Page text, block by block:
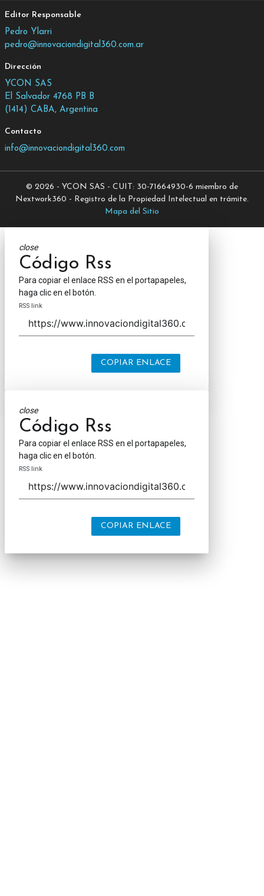
Editor Responsable
Pedro Ylarri
pedro@innovaciondigital360.com.ar
Dirección
YCON SAS
El Salvador 4768 PB B
(1414) CABA, Argentina
Contacto
info@innovaciondigital360.com
© 2026 - YCON SAS - CUIT: 30-71664930-6 miembro de
Nextwork360 - Registro de la Propiedad Intelectual en trámite.
Mapa del Sitio
close
Código Rss
Para copiar el enlace RSS en el portapapeles,
haga clic en el botón.
RSS link
COPIAR ENLACE
close
Código Rss
Para copiar el enlace RSS en el portapapeles,
haga clic en el botón.
RSS link
COPIAR ENLACE